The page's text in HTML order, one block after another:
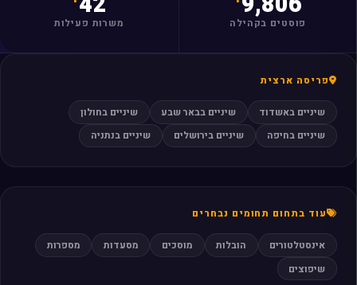
פוסטים בקהילה משרות פעילות
פריסה ארצית
שיניים באשדוד שיניים בבאר שבע
שיניים בחולון
שיניים בחיפה
שיניים בירושלים שיניים בנתניה
עוד בתחום תחומים נבחרים
אינסטלטורים הובלות מוסכים מסעדות
מספרות
שיפוצים